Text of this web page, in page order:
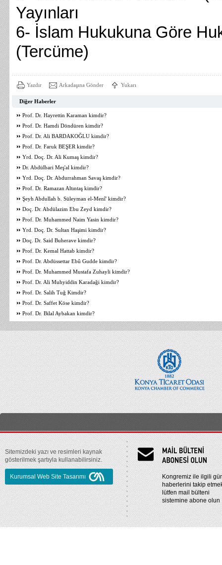
Yayınları
6- İslam Hukukuna Göre
(Tercüme)
Yazdır Arkadaşına Gönder Yukarı
Diğer Haberler
Prof. Dr. Hayrettin Karaman kimdir?
Prof. Dr. Hamdi Döndüren kimdir?
Prof. Dr. Ali BARDAKOĞLU kimdir?
Prof. Dr. Faruk BEŞER kimdir?
Yrd. Doç. Dr. Ali Kumaş kimdir?
Dr. Abdülbari Meş'al kimdir?
Yrd. Doç. Dr. Abdurrahman Savaş kimdir?
Prof. Dr. Ramazan Altıntaş kimdir?
Şeyh Abdullah b. Süleyman el-Menî' kimdir?
Doç. Dr. Abdülazim Ebu Zeyd kimdir?
Prof. Dr. Muhammed Naim Yasin kimdir?
Yrd. Doç. Dr. Sultan Haşimi kimdir?
Doç. Dr. Said Buherave kimdir?
Prof. Dr. Kemal Hattab kimdir?
Prof. Dr. Abdüssettar Ebû Gudde kimdir?
Prof. Dr. Muhammed Mustafa Zuhayli kimdir?
Prof. Dr. Ali Muhyiddin Karadaği kimdir?
Prof. Dr. Salih Tuğ Kimdir?
Prof. Dr. Saffet Köse kimdir?
Prof. Dr. Bilal Aybakan kimdir?
Sitemizdeki yazı ve resimleri kaynak
gösterilmek şartıyla kullanabilirsiniz.
Kurumsal Web Site Tasarımı
Kongremiz ile ilgili
haberlerini takip
lütfen mail bülteni
sistemine abone olun